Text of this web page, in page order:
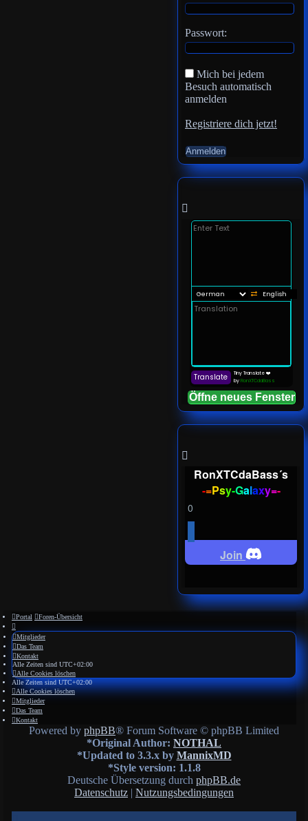
Passwort:
Mich bei jedem
Besuch automatisch
anmelden
Registriere dich jetzt!
Öffne neues Fenster
RonXTCdaBass´s
-=Psy-Galaxy=-
0
Join
Portal Foren-Übersicht
Mitglieder
Das Team
Kontakt
Alle Zeiten sind UTC+02:00
Alle Cookies löschen
Alle Zeiten sindUTC+02:00
Alle Cookies löschen
Mitglieder
Das Team
Kontakt
Powered by phpBB® Forum Software © phpBB Limited
*Original Author: NOTHAL
*Updated to 3.3.x by MannixMD
*Style version: 1.1.8
Deutsche Übersetzung durch phpBB.de
Datenschutz | Nutzungsbedingungen